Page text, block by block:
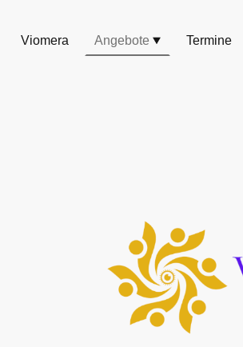
Viomera Angebote Termine